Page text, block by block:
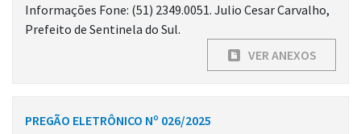
Informações Fone: (51) 2349.0051. Julio Cesar Carvalho,
Prefeito de Sentinela do Sul.
VER ANEXOS
PREGÃO ELETRÔNICO Nº 026/2025